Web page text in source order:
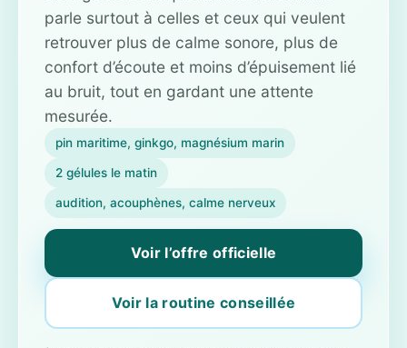
parle surtout à celles et ceux qui veulent
retrouver plus de calme sonore, plus de
confort d’écoute et moins d’épuisement lié
au bruit, tout en gardant une attente
mesurée.
pin maritime, ginkgo, magnésium marin
2 gélules le matin
audition, acouphènes, calme nerveux
Voir l’offre officielle
Voir la routine conseillée